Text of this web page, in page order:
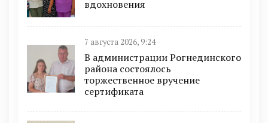
вдохновения
7 августа 2026, 9:24
В администрации Рогнединского
района состоялось
торжественное вручение
сертификата